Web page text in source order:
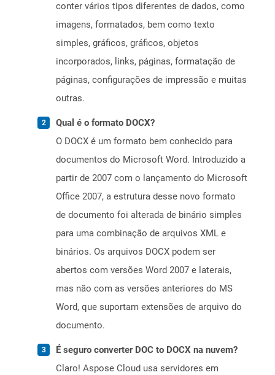
conter vários tipos diferentes de dados, como
imagens, formatados, bem como texto
simples, gráficos, gráficos, objetos
incorporados, links, páginas, formatação de
páginas, configurações de impressão e muitas
outras.
Qual é o formato DOCX?
O DOCX é um formato bem conhecido para
documentos do Microsoft Word. Introduzido a
partir de 2007 com o lançamento do Microsoft
Office 2007, a estrutura desse novo formato
de documento foi alterada de binário simples
para uma combinação de arquivos XML e
binários. Os arquivos DOCX podem ser
abertos com versões Word 2007 e laterais,
mas não com as versões anteriores do MS
Word, que suportam extensões de arquivo do
documento.
É seguro converter DOC to DOCX na nuvem?
Claro! Aspose Cloud usa servidores em